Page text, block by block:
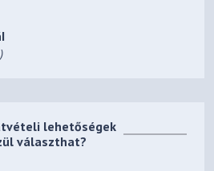
lehetőségek
választhat?